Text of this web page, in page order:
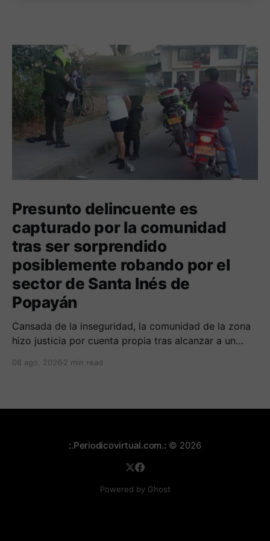
Presunto delincuente es
capturado por la comunidad
tras ser sorprendido
posiblemente robando por el
sector de Santa Inés de
Popayán
Cansada de la inseguridad, la comunidad de la zona
hizo justicia por cuenta propia tras alcanzar a un
comuna cuatro. La gente pedía que lo incineraran,
08 ago. 2026 2 min read
:.Periodicovirtual.com.: © 2026
Powered by Ghost